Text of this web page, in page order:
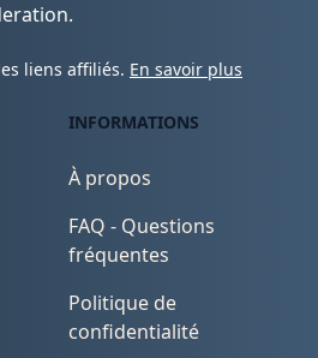
liens affiliés. En savoir plus
INFORMATIONS
À propos
FAQ - Questions
fréquentes
Politique de
confidentialité